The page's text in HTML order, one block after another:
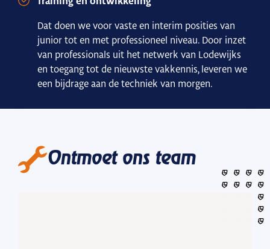
Dat doen we voor vaste en interim posities van
junior tot en met professioneel niveau. Door inzet
van professionals uit het netwerk van Lodewijks
en toegang tot de nieuwste vakkennis, leveren we
een bijdrage aan de techniek van morgen.
Ontmoet ons team